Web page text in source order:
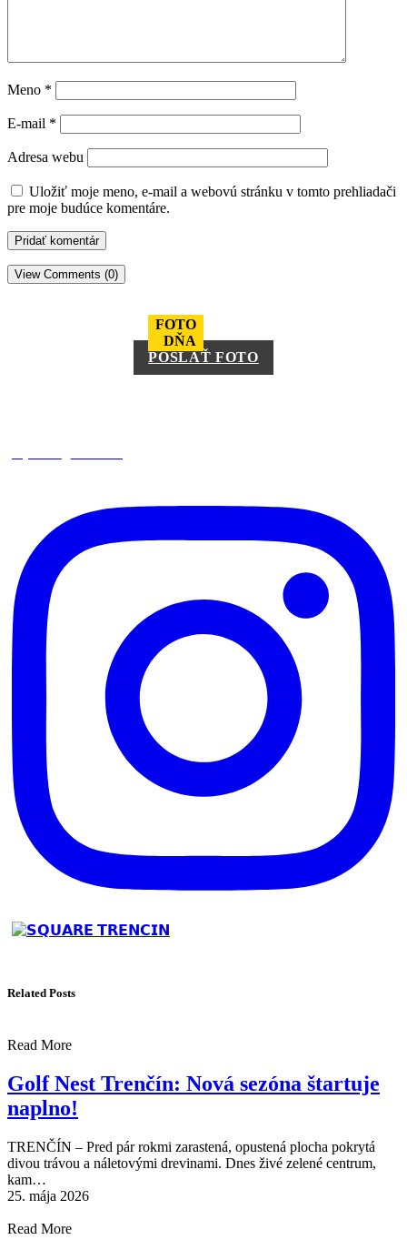
Meno *
E-mail *
Adresa webu
Uložiť moje meno, e-mail a webovú stránku v tomto prehliadači
pre moje budúce komentáre.
View Comments (0)
FOTO
DŇA
POSLAŤ FOTO
Related Posts
Read More
Golf Nest Trenčín: Nová sezóna štartuje
naplno!
TRENČÍN – Pred pár rokmi zarastená, opustená plocha pokrytá
divou trávou a náletovými drevinami. Dnes živé zelené centrum,
kam…
25. mája 2026
Read More